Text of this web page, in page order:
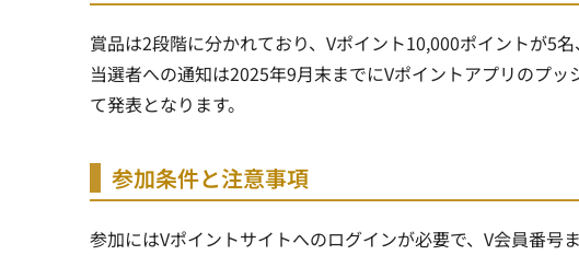
賞品は2段階に分かれており、Vポイント10,000ポイントが5
当選者への通知は2025年9月末までにVポイントアプリのプ
て発表となります。
参加条件と注意事項
参加にはVポイントサイトへのログインが必要で、V会員番